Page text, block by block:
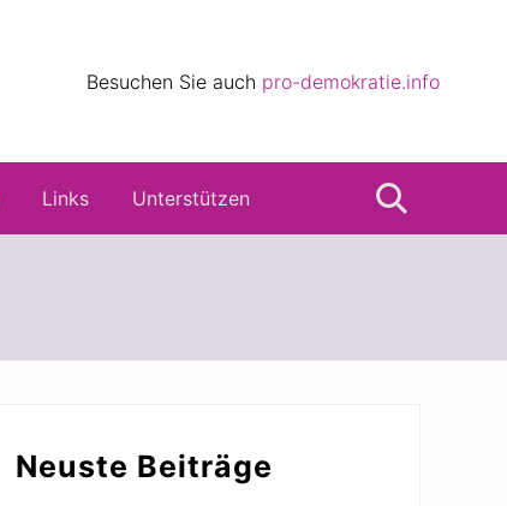
Besuchen Sie auch pro-demokratie.info
Links Unterstützen Suche
Neuste Beiträge